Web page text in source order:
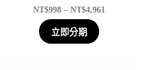
NT$998 – NT$4,961
立即分期